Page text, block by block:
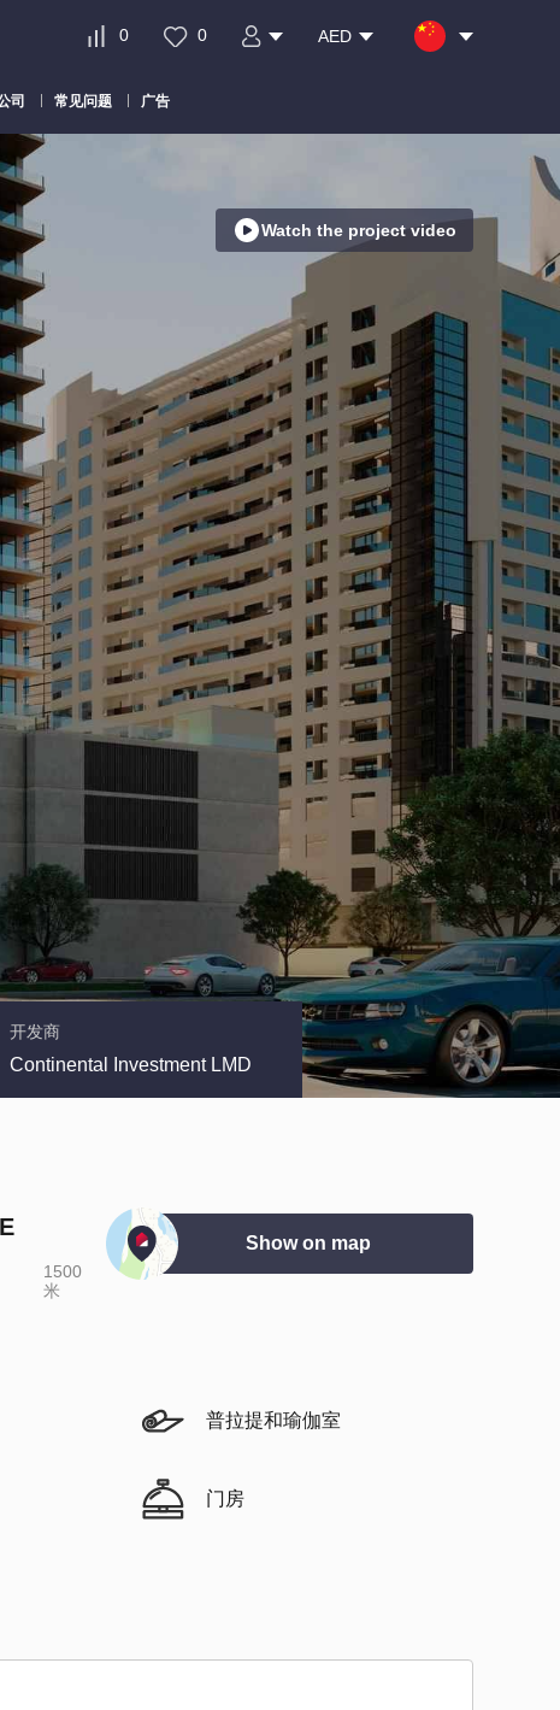
0 0 AED
司 常见问题 广告
Watch the project video
开发商
Continental Investment LMD
1500
米
Show on map
普拉提和瑜伽室
门房